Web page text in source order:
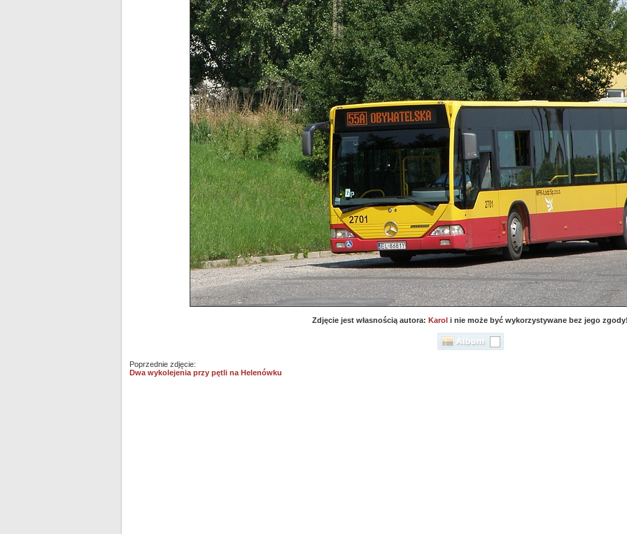
Zdjęcie jest własnością autora: Karol i nie może być wykorzystywane bez jego
Poprzednie zdjęcie:
Dwa wykolejenia przy pętli na Helenówku